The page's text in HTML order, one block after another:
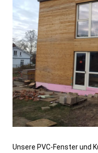
Unsere PVC-Fenster